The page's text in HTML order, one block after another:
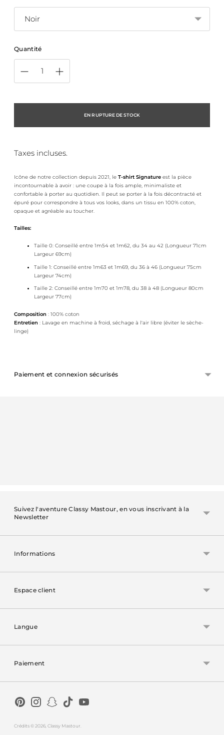
Quantité
EN RUPTURE DE STOCK
Taxes incluses.
Icône de notre collection depuis 2021, le T-shirt Signature est la pièce
incontournable à avoir : une coupe à la fois ample, minimaliste et
confortable à porter au quotidien. Il peut se porter à la fois décontracté et
épuré pour correspondre à tous vos looks, dans un tissu en 100% coton,
opaque et agréable au toucher.
Tailles:
Taille 0: Conseillé entre 1m54 et 1m62, du 34 au 42 (Longueur 71cm
Largeur 69cm)
Taille 1: Conseillé entre 1m63 et 1m69, du 36 à 46 (Longueur 75cm
Largeur 74cm)
Taille 2: Conseillé entre 1m70 et 1m78, du 38 à 48 (Longueur 80cm
Largeur 77cm)
Composition : 100% coton
Entretien : Lavage en machine à froid, séchage à l'air libre (éviter le sèche-
linge)
Paiement et connexion sécurisés
Suivez l'aventure Classy Mastour, en vous inscrivant à la
Newsletter
Informations
Espace client
Langue
Paiement
Crédits© 2026, Classy Mastour.